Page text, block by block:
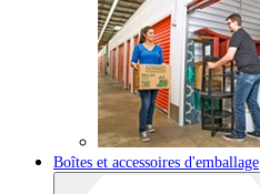
Boîtes et accessoires d'emballage